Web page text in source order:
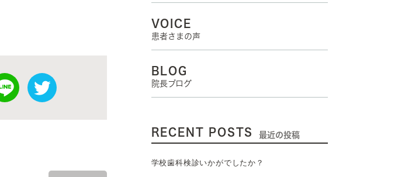
VOICE
患者さまの声
BLOG
院長ブログ
RECENT POSTS 最近の投稿
学校歯科検診いかがでしたか？